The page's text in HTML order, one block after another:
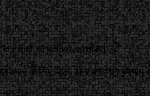
तरीकों को स्वीकार करता है।
के लिए किसी अन्य कार्ड का उपयोग